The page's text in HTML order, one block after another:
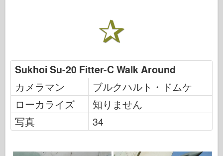
Sukhoi Su-20 Fitter-C Walk Around
カメラマン
ブルクハルト・ドムケ
ローカライズ
知りません
写真
34